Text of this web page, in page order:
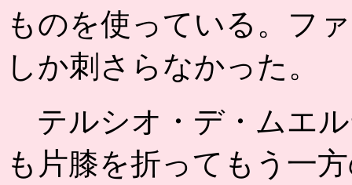
ものを使っている。フ
しか刺さらなかった。
テルシオ・デ・ムエ
も片膝を折ってもう一